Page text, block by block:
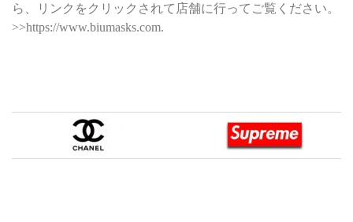
ら、リンクをクリックされて店舗に行ってご覧ください。
>>https://www.biumasks.com.